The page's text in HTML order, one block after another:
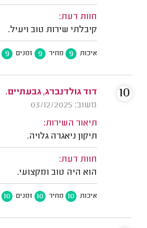
חוות דעת:
קיבלתי שירות טוב ויעיל.
איכות 9 מחיר 9 זמנים 9
דוד גולדנברג, גבעתיים.
משוב: 03/12/2025
תיאור השירות:
תיקון ניאגרה גלויה.
חוות דעת:
הוא היה טוב ומקצועי.
איכות 10 מחיר 10 זמנים 10
10